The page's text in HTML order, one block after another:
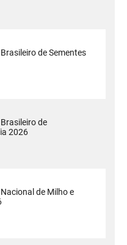
de Sementes
de
2026
de Milho e